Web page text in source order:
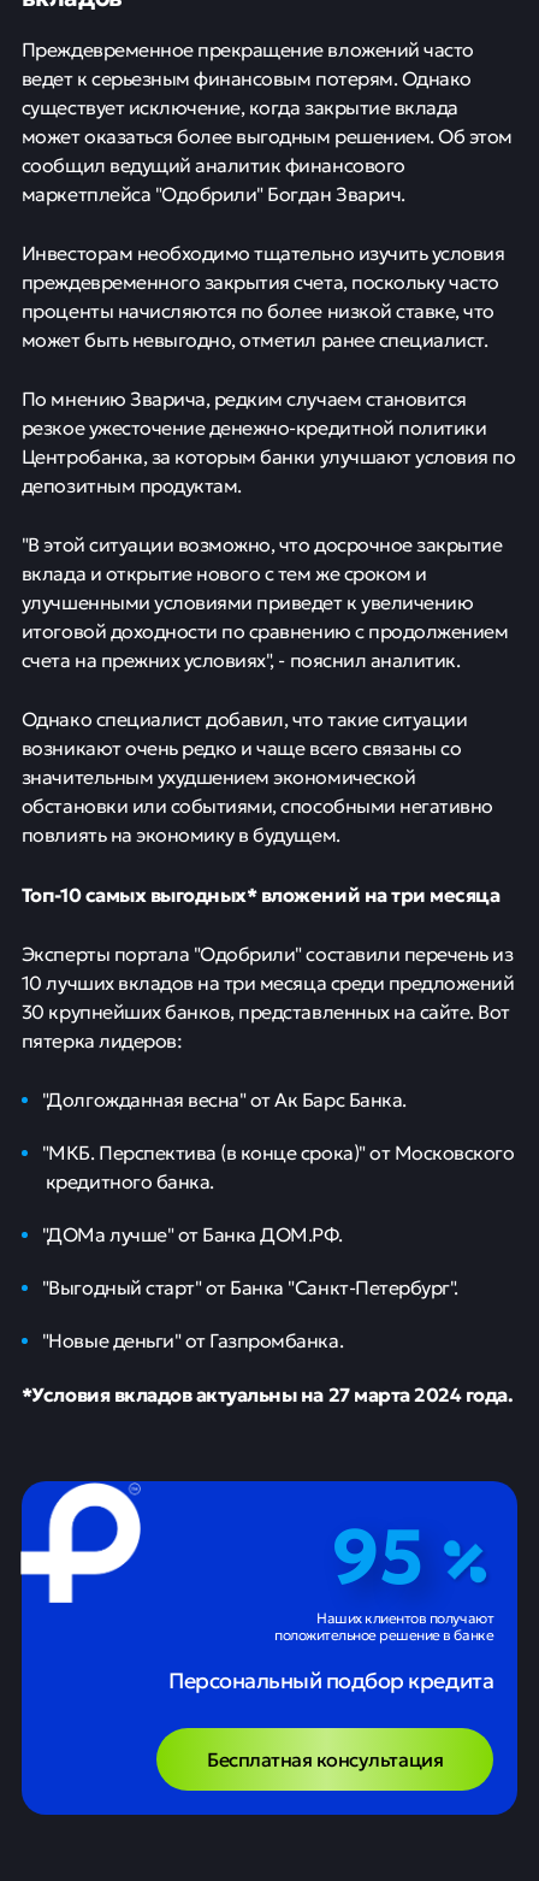
Преждевременное прекращение вложений часто
ведет к серьезным финансовым потерям. Однако
существует исключение, когда закрытие вклада
может оказаться более выгодным решением. Об этом
сообщил ведущий аналитик финансового
маркетплейса "Одобрили" Богдан Зварич.
Инвесторам необходимо тщательно изучить условия
преждевременного закрытия счета, поскольку часто
проценты начисляются по более низкой ставке, что
может быть невыгодно, отметил ранее специалист.
По мнению Зварича, редким случаем становится
резкое ужесточение денежно-кредитной политики
Центробанка, за которым банки улучшают условия по
депозитным продуктам.
"В этой ситуации возможно, что досрочное закрытие
вклада и открытие нового с тем же сроком и
улучшенными условиями приведет к увеличению
итоговой доходности по сравнению с продолжением
счета на прежних условиях", - пояснил аналитик.
Однако специалист добавил, что такие ситуации
возникают очень редко и чаще всего связаны со
значительным ухудшением экономической
обстановки или событиями, способными негативно
повлиять на экономику в будущем.
Топ-10 самых выгодных* вложений на три месяца
Эксперты портала "Одобрили" составили перечень из
10 лучших вкладов на три месяца среди предложений
30 крупнейших банков, представленных на сайте. Вот
пятерка лидеров:
"Долгожданная весна" от Ак Барс Банка.
"МКБ. Перспектива (в конце срока)" от Московского
кредитного банка.
"ДОМа лучше" от Банка ДОМ.РФ.
"Выгодный старт" от Банка "Санкт-Петербург".
"Новые деньги" от Газпромбанка.
*Условия вкладов актуальны на 27 марта 2024 года.
95
Наших клиентов получают
положительное решение в банке
Персональный подбор кредита
Бесплатная консультация